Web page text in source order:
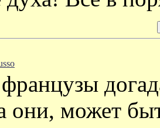
они, может